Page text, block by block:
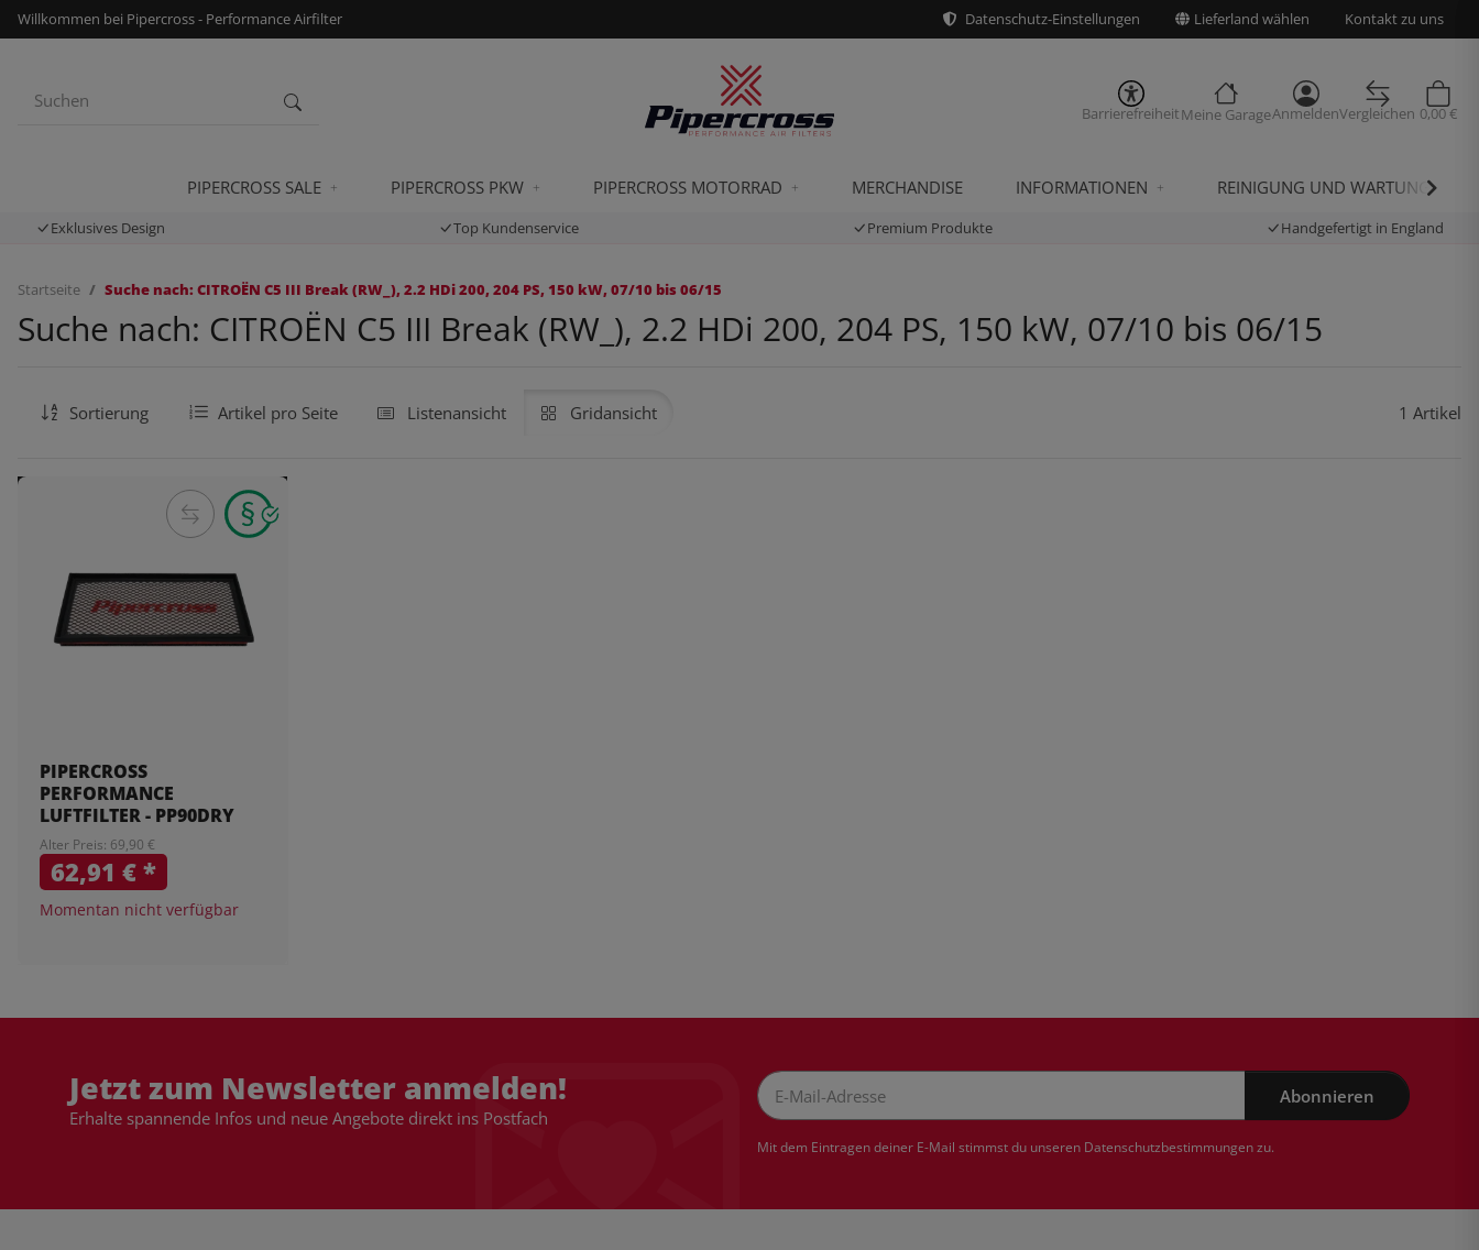
Willkommen bei Pipercross - Performance Airfilter Datenschutz-Einstellungen Lieferland wählen Kontakt zu uns
BarrierefreiheitMeine GarageAnmeldenVergleichen 0,00 €
PIPERCROSS SALE PIPERCROSS PKW PIPERCROSS MOTORRAD MERCHANDISE INFORMATIONEN REINIGUNG UND WARTUNG
Exklusives Design Top Kundenservice Premium Produkte Handgefertigt in England
Startseite Suche nach: CITROËN C5 III Break (RW_), 2.2 HDi 200, 204 PS, 150 kW, 07/10 bis 06/15
Suche nach: CITROËN C5 III Break (RW_), 2.2 HDi 200, 204 PS, 150 kW, 07/10 bis 06/15
Sortierung Artikel pro Seite Listenansicht Gridansicht 1 Artikel
PIPERCROSS
PERFORMANCE
LUFTFILTER - PP90DRY
Alter Preis: 69,90 €
62,91 €*
Momentan nicht verfügbar
Jetzt zum Newsletter anmelden!
Erhalte spannende Infos und neue Angebote direkt ins Postfach
Abonnieren
Mit dem Eintragen deiner E-Mail stimmst du unseren Datenschutzbestimmungenzu.